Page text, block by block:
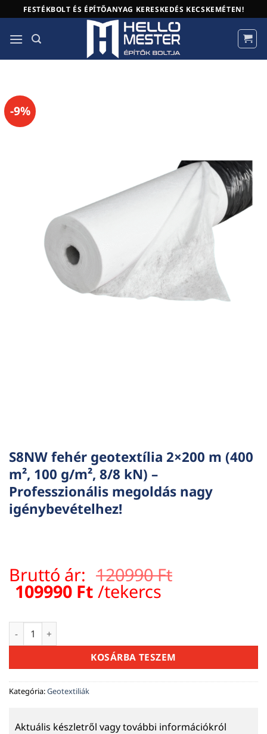
to
content
FESTÉKBOLT ÉS ÉPÍTŐANYAG KERESKEDÉS KECSKEMÉTEN!
-9%
S8NW fehér geotextília 2×200 m (400
m², 100 g/m², 8/8 kN) –
Professzionális megoldás nagy
igénybevételhez!
Bruttó ár: 120990Ft
Original
was:
120990 Ft.
109990 Ft Current
109990 Ft.
/tekercs
S8NW fehér geotextília 2×200 m (400 m², 100 g/m², 8/8
KOSÁRBA TESZEM
Kategória:Geotextiliák
Aktuális készletről vagy további információkról